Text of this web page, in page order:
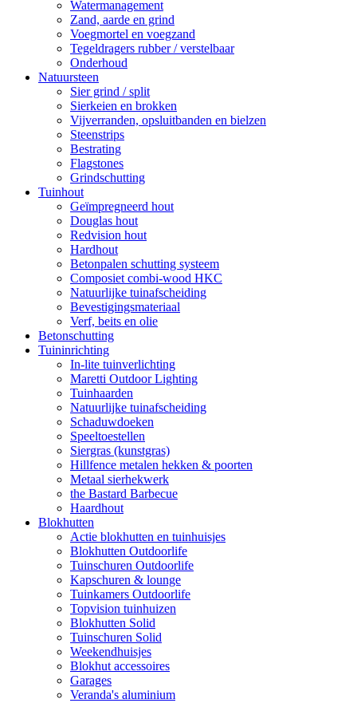
Watermanagement
Zand, aarde en grind
Voegmortel en voegzand
Tegeldragers rubber / verstelbaar
Onderhoud
Natuursteen
Sier grind / split
Sierkeien en brokken
Vijverranden, opsluitbanden en bielzen
Steenstrips
Bestrating
Flagstones
Grindschutting
Tuinhout
Geïmpregneerd hout
Douglas hout
Redvision hout
Hardhout
Betonpalen schutting systeem
Composiet combi-wood HKC
Natuurlijke tuinafscheiding
Bevestigingsmateriaal
Verf, beits en olie
Betonschutting
Tuininrichting
In-lite tuinverlichting
Maretti Outdoor Lighting
Tuinhaarden
Natuurlijke tuinafscheiding
Schaduwdoeken
Speeltoestellen
Siergras (kunstgras)
Hillfence metalen hekken & poorten
Metaal sierhekwerk
the Bastard Barbecue
Haardhout
Blokhutten
Actie blokhutten en tuinhuisjes
Blokhutten Outdoorlife
Tuinschuren Outdoorlife
Kapschuren & lounge
Tuinkamers Outdoorlife
Topvision tuinhuizen
Blokhutten Solid
Tuinschuren Solid
Weekendhuisjes
Blokhut accessoires
Garages
Veranda's aluminium